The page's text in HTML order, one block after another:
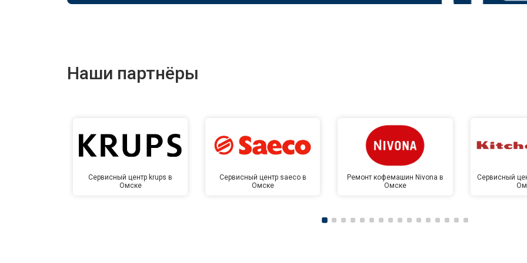
Наши партнёры
Сервисный центр krups в
Омске
Сервисный центр saeco в
Омске
Ремонт кофемашин Nivona в
Омске
Сервисный